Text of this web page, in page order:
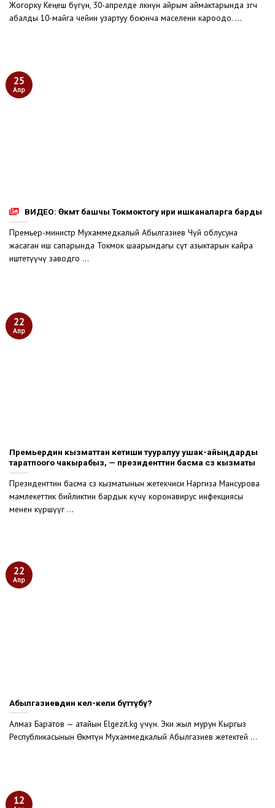
Жогорку Кеңеш бүгүн, 30-апрелде өлкөнүн айрым аймактарында өзгөчө
абалды 10-майга чейин узартуу боюнча маселени кароодо. ...
ВИДЕО: Өкмөт башчы Токмоктогу ири ишканаларга барды
Премьер-министр Мухаммедкалый Абылгазиев Чүй облусуна
жасаган иш сапарында Токмок шаарындагы сүт азыктарын кайра
иштетүүчү заводго ...
25
Апр
Премьердин кызматтан кетиши тууралуу ушак-айыңдарды
таратпоого чакырабыз, — президенттин басма сөз кызматы
Президенттин басма сөз кызматынын жетекчиси Наргиза Мансурова
мамлекеттик бийликтин бардык күчү коронавирус инфекциясы
менен күрөшүүгө ...
22
Апр
Абылгазиевдин кел-кели бүттүбү?
Алмаз Баратов — атайын Elgezit.kg үчүн. Эки жыл мурун Кыргыз
Республикасынын Өкмөтүн Мухаммедкалый Абылгазиев жетектей ...
22
Апр
12